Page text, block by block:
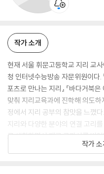
작가 소개
현재 서울 휘문고등학교 지리 교
청 인터넷수능방송 자문위원이다.
포츠로 만나는 지리』 『바다거북
맞춰 지리교육과에 진학해 의도
정에서 지리 공부의 참맛을 느꼈
지리와 다양한 분야의 연결 고리
로 생활하면서 때론 교과서를 벗
며 행복을 느끼며 살고 있다. 우리
작가